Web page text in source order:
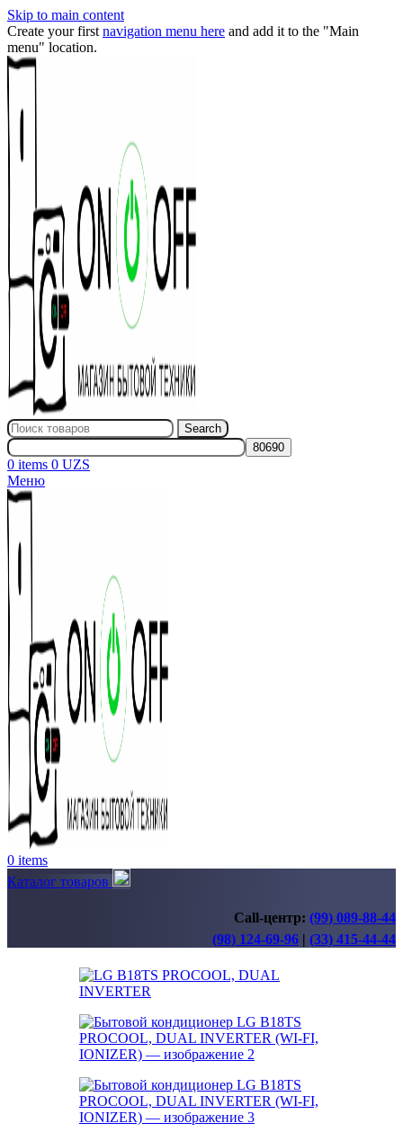
Skip to main content
Create your first navigation menu here and add it to the "Main
menu" location.
Search
0 items 0 UZS
Меню
0 items
Каталог товаров
Call-центр: (99) 089-88-44
(98) 124-69-96 | (33) 415-44-44